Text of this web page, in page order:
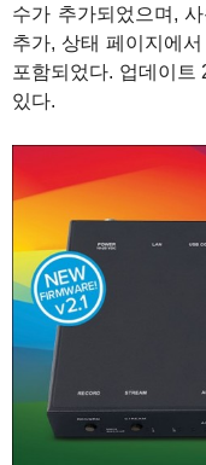
수가 추가되었으며,
추가, 상태 페이지에
포함되었다. 업데이트
있다.